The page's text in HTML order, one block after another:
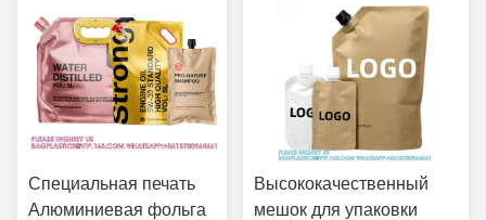
Специальная печать
Алюминиевая фольга
Высококачественный
мешок для упаковки